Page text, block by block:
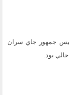
جمهور جاي سران
بود.